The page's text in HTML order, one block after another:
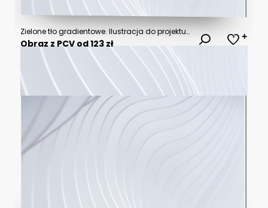
Zielone tło gradientowe. Ilustracja do projektu, oryginalny wzór z miejscem na tekst
Obraz z PCV od 123 zł